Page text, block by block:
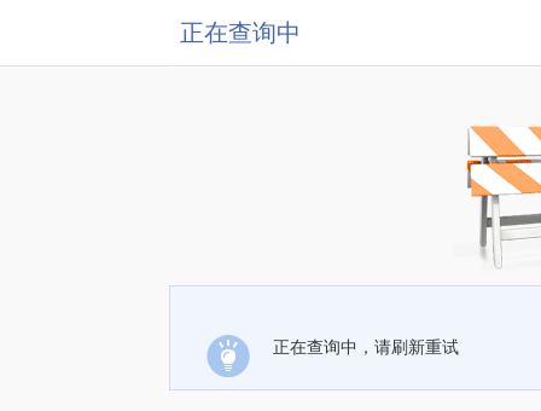
正在查询中
正在查询中，请刷新重试